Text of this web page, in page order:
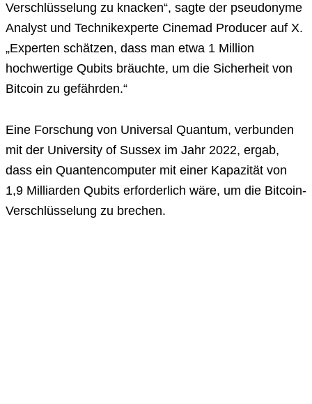
Verschlüsselung zu knacken“, sagte der pseudonyme
Analyst und Technikexperte Cinemad Producer auf X.
„Experten schätzen, dass man etwa 1 Million
hochwertige Qubits bräuchte, um die Sicherheit von
Bitcoin zu gefährden.“
Eine Forschung von Universal Quantum, verbunden
mit der University of Sussex im Jahr 2022, ergab,
dass ein Quantencomputer mit einer Kapazität von
1,9 Milliarden Qubits erforderlich wäre, um die Bitcoin-
Verschlüsselung zu brechen.